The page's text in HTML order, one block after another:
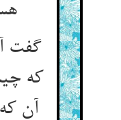
گفت
که
آن